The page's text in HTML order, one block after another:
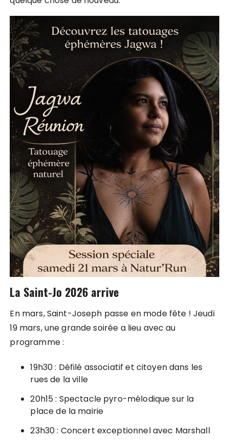
La Saint-Jo 2026 arrive
En mars, Saint-Joseph passe en mode fête ! Jeudi
19 mars, une grande soirée a lieu avec au
programme :
19h30 : Défilé associatif et citoyen dans les
rues de la ville
20h15 : Spectacle pyro-mélodique sur la
place de la mairie
23h30 : Concert exceptionnel avec Marshall